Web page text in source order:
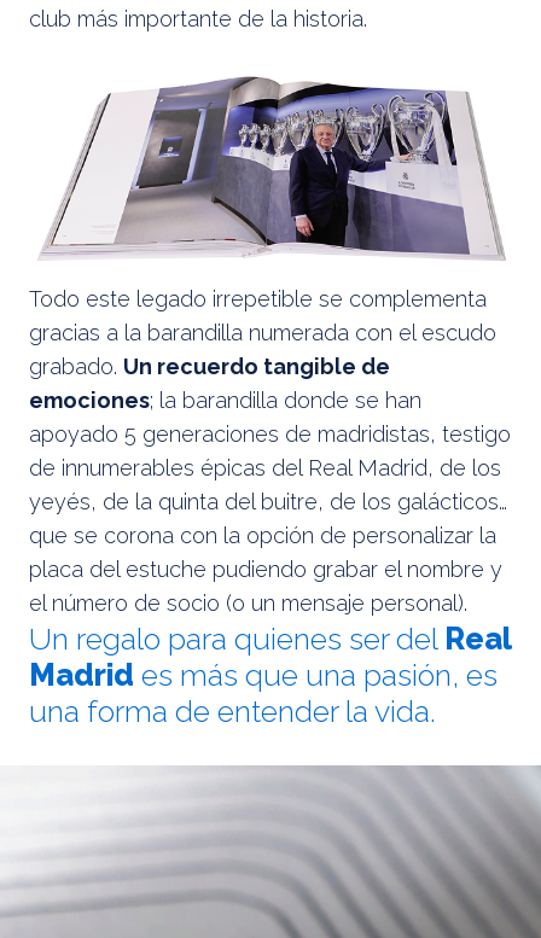
club más importante de la historia.
Todo este legado irrepetible se complementa
gracias a la barandilla numerada con el escudo
grabado. Un recuerdo tangible de
emociones; la barandilla donde se han
apoyado 5 generaciones de madridistas, testigo
de innumerables épicas del Real Madrid, de los
yeyés, de la quinta del buitre, de los galácticos…
que se corona con la opción de personalizar la
placa del estuche pudiendo grabar el nombre y
el número de socio (o un mensaje personal).
Un regalo para quienes ser del Real
Madrid es más que una pasión, es
una forma de entender la vida.